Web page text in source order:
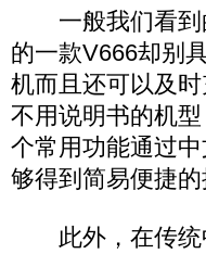
一般我们看到
的一款V666却别
机而且还可以及
不用说明书的机
个常用功能通过
够得到简易便捷的
此外，在传统